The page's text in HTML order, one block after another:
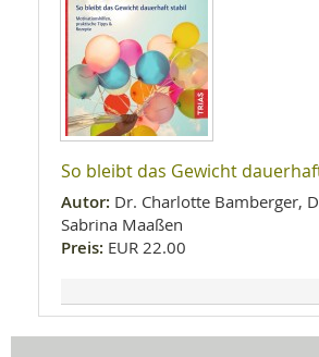
So bleibt das Gewicht
Autor: Dr. Charlotte Bamberger,
Sabrina Maaßen
Preis: EUR 22.00